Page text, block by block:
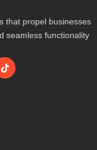
that propel businesses
seamless functionality
T
i